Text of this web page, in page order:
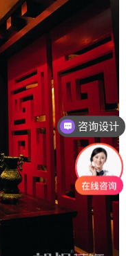
咨询设计
咨询报价